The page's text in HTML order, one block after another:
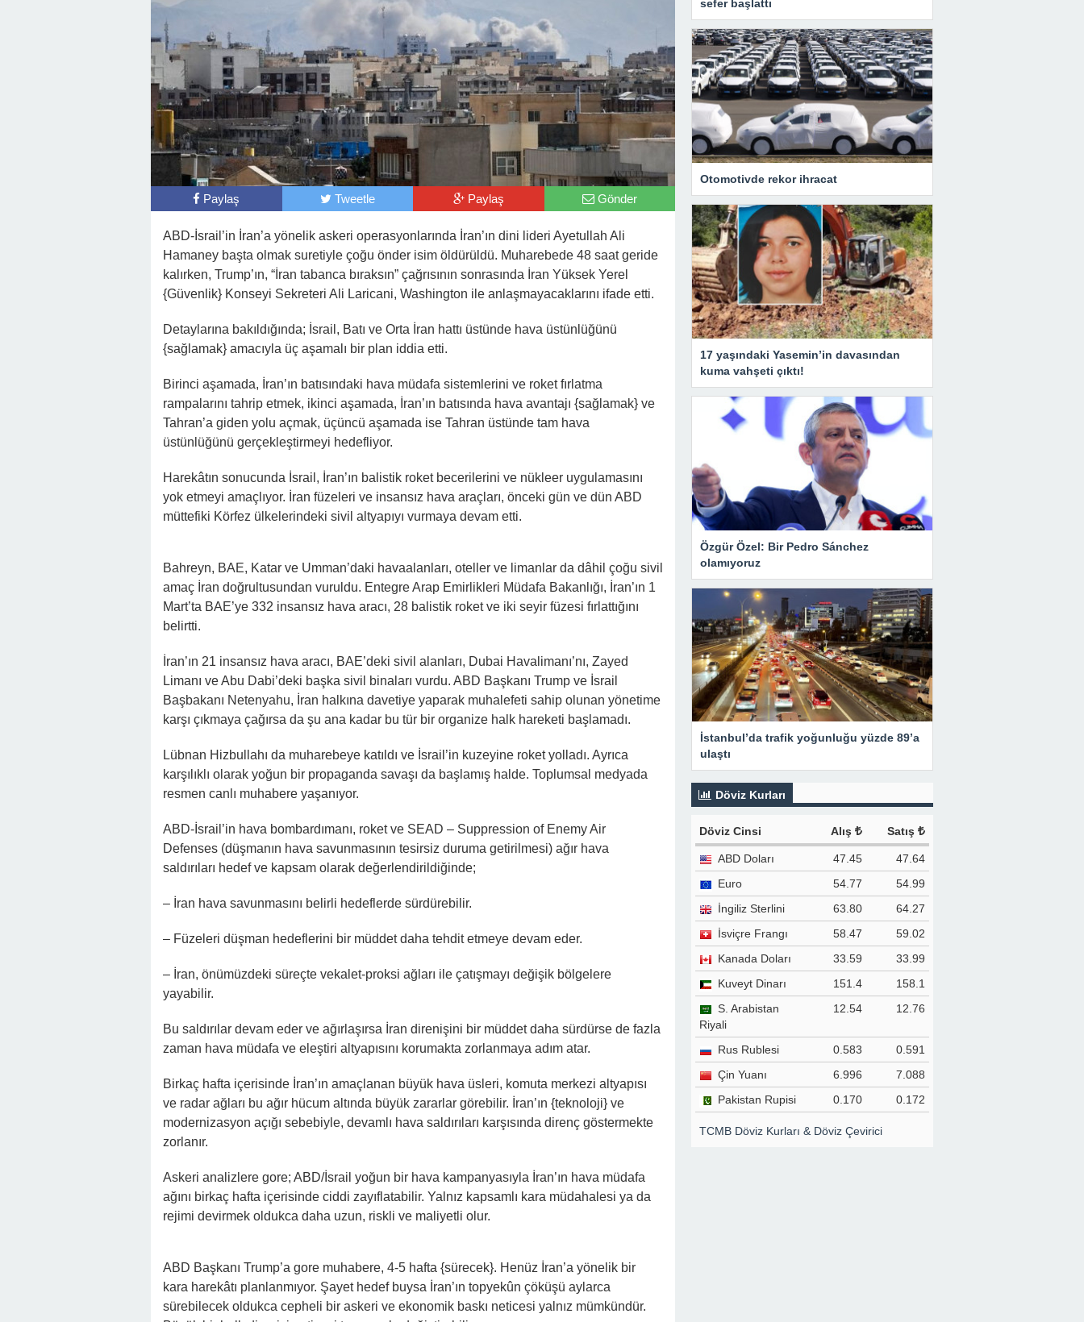
Paylaş Tweetle Paylaş Gönder
ABD-İsrail’in İran’a yönelik askeri operasyonlarında İran’ın dini lideri Ayetullah Ali
Hamaney başta olmak suretiyle çoğu önder isim öldürüldü. Muharebede 48 saat geride
kalırken, Trump’ın, “İran tabanca bıraksın” çağrısının sonrasında İran Yüksek Yerel
{Güvenlik} Konseyi Sekreteri Ali Laricani, Washington ile anlaşmayacaklarını ifade etti.
Detaylarına bakıldığında; İsrail, Batı ve Orta İran hattı üstünde hava üstünlüğünü
{sağlamak} amacıyla üç aşamalı bir plan iddia etti.
Birinci aşamada, İran’ın batısındaki hava müdafa sistemlerini ve roket fırlatma
rampalarını tahrip etmek, ikinci aşamada, İran’ın batısında hava avantajı {sağlamak} ve
Tahran’a giden yolu açmak, üçüncü aşamada ise Tahran üstünde tam hava
üstünlüğünü gerçekleştirmeyi hedefliyor.
Harekâtın sonucunda İsrail, İran’ın balistik roket becerilerini ve nükleer uygulamasını
yok etmeyi amaçlıyor. İran füzeleri ve insansız hava araçları, önceki gün ve dün ABD
müttefiki Körfez ülkelerindeki sivil altyapıyı vurmaya devam etti.
Bahreyn, BAE, Katar ve Umman’daki havaalanları, oteller ve limanlar da dâhil çoğu sivil
amaç İran doğrultusundan vuruldu. Entegre Arap Emirlikleri Müdafa Bakanlığı, İran’ın 1
Mart’ta BAE’ye 332 insansız hava aracı, 28 balistik roket ve iki seyir füzesi fırlattığını
belirtti.
İran’ın 21 insansız hava aracı, BAE’deki sivil alanları, Dubai Havalimanı’nı, Zayed
Limanı ve Abu Dabi’deki başka sivil binaları vurdu. ABD Başkanı Trump ve İsrail
Başbakanı Netenyahu, İran halkına davetiye yaparak muhalefeti sahip olunan yönetime
karşı çıkmaya çağırsa da şu ana kadar bu tür bir organize halk hareketi başlamadı.
Lübnan Hizbullahı da muharebeye katıldı ve İsrail’in kuzeyine roket yolladı. Ayrıca
karşılıklı olarak yoğun bir propaganda savaşı da başlamış halde. Toplumsal medyada
resmen canlı muhabere yaşanıyor.
ABD-İsrail’in hava bombardımanı, roket ve SEAD – Suppression of Enemy Air
Defenses (düşmanın hava savunmasının tesirsiz duruma getirilmesi) ağır hava
saldırıları hedef ve kapsam olarak değerlendirildiğinde;
– İran hava savunmasını belirli hedeflerde sürdürebilir.
– Füzeleri düşman hedeflerini bir müddet daha tehdit etmeye devam eder.
– İran, önümüzdeki süreçte vekalet-proksi ağları ile çatışmayı değişik bölgelere
yayabilir.
Bu saldırılar devam eder ve ağırlaşırsa İran direnişini bir müddet daha sürdürse de fazla
zaman hava müdafa ve eleştiri altyapısını korumakta zorlanmaya adım atar.
Birkaç hafta içerisinde İran’ın amaçlanan büyük hava üsleri, komuta merkezi altyapısı
ve radar ağları bu ağır hücum altında büyük zararlar görebilir. İran’ın {teknoloji} ve
modernizasyon açığı sebebiyle, devamlı hava saldırıları karşısında direnç göstermekte
zorlanır.
Askeri analizlere gore; ABD/İsrail yoğun bir hava kampanyasıyla İran’ın hava müdafa
ağını birkaç hafta içerisinde ciddi zayıflatabilir. Yalnız kapsamlı kara müdahalesi ya da
rejimi devirmek oldukca daha uzun, riskli ve maliyetli olur.
ABD Başkanı Trump’a gore muhabere, 4-5 hafta {sürecek}. Henüz İran’a yönelik bir
kara harekâtı planlanmıyor. Şayet hedef buysa İran’ın topyekûn çöküşü aylarca
sürebilecek oldukca cepheli bir askeri ve ekonomik baskı neticesi yalnız mümkündür.
sefer başlattı
Otomotivde rekor ihracat
17 yaşındaki Yasemin’in davasından
kuma vahşeti çıktı!
Özgür Özel: Bir Pedro Sánchez
olamıyoruz
İstanbul’da trafik yoğunluğu yüzde 89’a
ulaştı
Döviz Kurları
Döviz Cinsi Alış Satış
ABD Doları 47.45
47.64
Euro
54.77
54.99
İngiliz Sterlini
63.80
64.27
İsviçre Frangı
58.47
59.02
Kanada Doları
33.59
33.99
Kuveyt Dinarı
151.4
158.1
S. Arabistan
Riyali
12.54 12.76
Rus Rublesi 0.583
0.591
Çin Yuanı
6.996
7.088
Pakistan Rupisi
0.170 0.172
TCMB Döviz Kurları & Döviz Çevirici